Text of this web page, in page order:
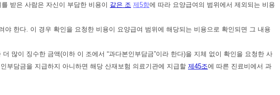
받은 사람은 자신이 부담한 비용이 같은 조 제5항에 따라 요양급여의 범위에서 제외되는 비용
한다. 이 경우 확인을 요청한 비용이 요양급여 범위에 해당되는 비용으로 확인되면 그 내용
많이 징수한 금액(이하 이 조에서 “과다본인부담금”이라 한다)을 지체 없이 확인을 요청한 사
부담금을 지급하지 아니하면 해당 산재보험 의료기관에 지급할 제45조에 따른 진료비에서 과